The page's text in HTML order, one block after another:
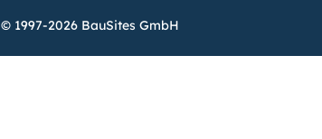
© 1997-2026 BauSites GmbH